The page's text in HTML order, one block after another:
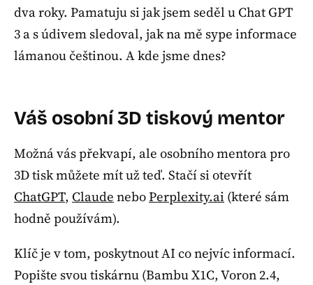
dva roky. Pamatuju si jak jsem seděl u Chat GPT
3 a s údivem sledoval, jak na mě sype informace
lámanou češtinou. A kde jsme dnes?
Váš osobní 3D tiskový mentor
Možná vás překvapí, ale osobního mentora pro
3D tisk můžete mít už teď. Stačí si otevřít
ChatGPT, Claude neboPerplexity.ai (které sám
hodně používám).
Klíč je v tom, poskytnout AI co nejvíc informací.
Popište svou tiskárnu (Bambu X1C, Voron 2.4,